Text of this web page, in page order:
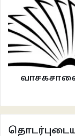
உதட்டை சுவைக்க
முத்தமிடத்
உதட்டிலிருந்து வந்த
முத்தமிட்டிருந்தோம்
குளத்தில் விழுந்ததும்
விழித்தபோது அம்மு
மறுக்கரையிலிருந்த
இறந்துபோன
இன்னமும் அம்மு